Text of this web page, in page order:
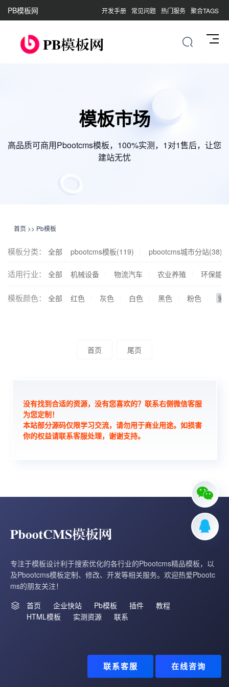
PB模板网 聚合TAGS
热门服务
常见问题
开发手册
模板市场
高品质可商用Pbootcms模板，100%实测，1对1售后，让您
建站无忧
首页 >> Pb模板
模板分类： 全部 pbootcms模板(119) pbootcms城市分站(38)
适用行业： 全部 机械设备 物流汽车 农业养殖 环保能源
模板颜色： 全部 红色 灰色 白色 黑色 粉色 紫
首页 尾页
没有找到合适的资源，没有您喜欢的？联系右侧微信客服
为您定制！
本站部分源码仅限学习交流，请勿用于商业用途。如损害
你的权益请联系客服处理，谢谢支持。
专注于模板设计利于搜索优化的各行业的Pbootcms精品模板，以
及Pbootcms模板定制、修改、开发等相关服务。欢迎热爱Pbootc
ms的朋友关注！
首页
企业快站 Pb模板 插件
教程
HTML模板
实测资源 联系
联系客服 在线咨询